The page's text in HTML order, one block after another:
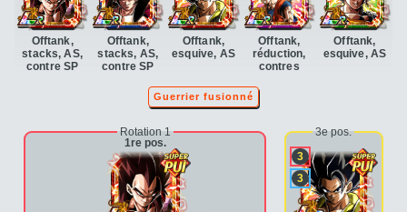
Offtank,
stacks, AS,
contre SP
Offtank,
stacks, AS,
contre SP
Offtank,
esquive, AS
Offtank,
réduction,
contres
Offtank,
esquive, AS
Guerrier fusionné
Rotation 1
1re pos.
3e pos.
3
3